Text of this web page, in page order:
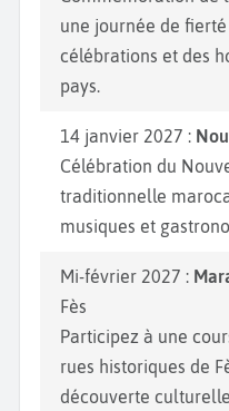
une journée de
célébrations et des
pays.
14 janvier 2027 :
Célébration du
traditionnelle
musiques et
Mi-février 2027 :
Fès
Participez à une
rues historiques de
découverte